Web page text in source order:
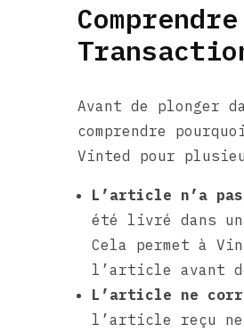
Avant de plonger
comprendre
Vinted pour
L’article n’a
été livré dans
Cela permet à
l’article avant
L’article ne
l’article reçu ne